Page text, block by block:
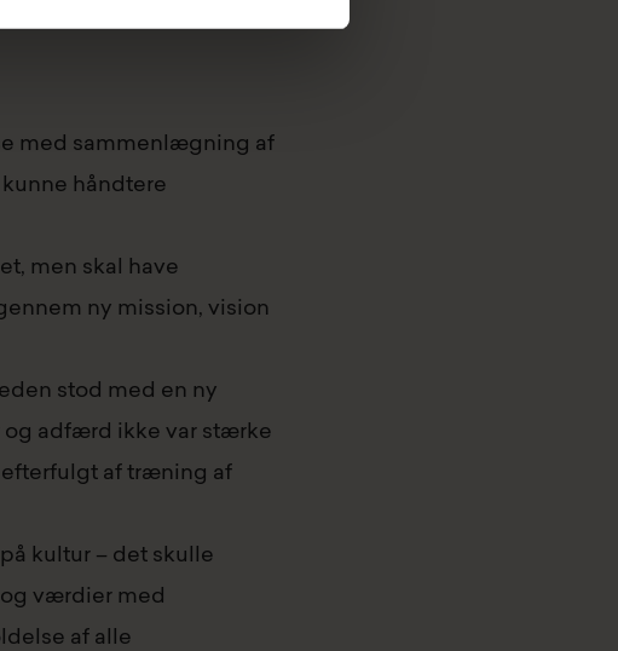
med sammenlægning af
håndtere
men skal have
ny mission, vision
stod med en ny
og adfærd ikke var stærke
af træning af
kultur – det skulle
værdier med
af alle